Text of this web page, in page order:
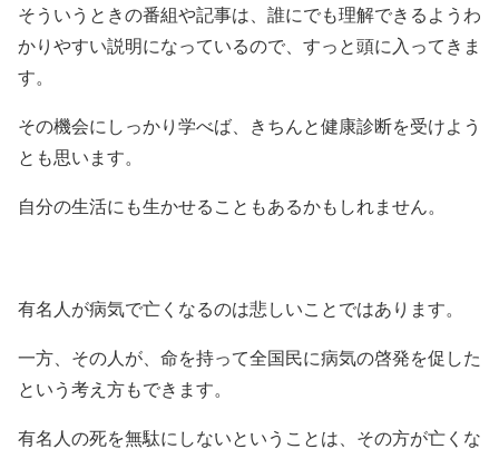
そういうときの番組や記事は、誰にでも理解できるようわ
かりやすい説明になっているので、すっと頭に入ってきま
す。
その機会にしっかり学べば、きちんと健康診断を受けよう
とも思います。
自分の生活にも生かせることもあるかもしれません。
有名人が病気で亡くなるのは悲しいことではあります。
一方、その人が、命を持って全国民に病気の啓発を促した
という考え方もできます。
有名人の死を無駄にしないということは、その方が亡くな